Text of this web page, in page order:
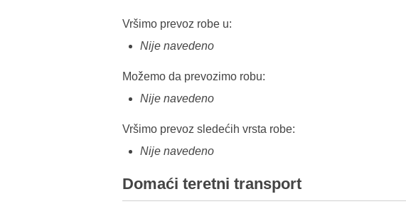
Vršimo prevoz robe u:
Nije navedeno
Možemo da prevozimo robu:
Nije navedeno
Vršimo prevoz sledećih vrsta robe:
Nije navedeno
Domaći teretni transport